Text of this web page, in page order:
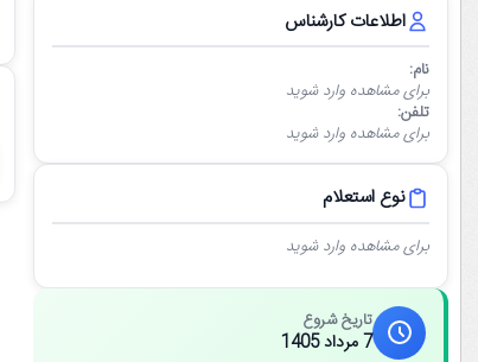
اطلاعات کارشناس
نام:
برای مشاهده وارد شوید
تلفن:
برای مشاهده وارد شوید
نوع استعلام
برای مشاهده وارد شوید
تاریخ شروع
7 مرداد 1405